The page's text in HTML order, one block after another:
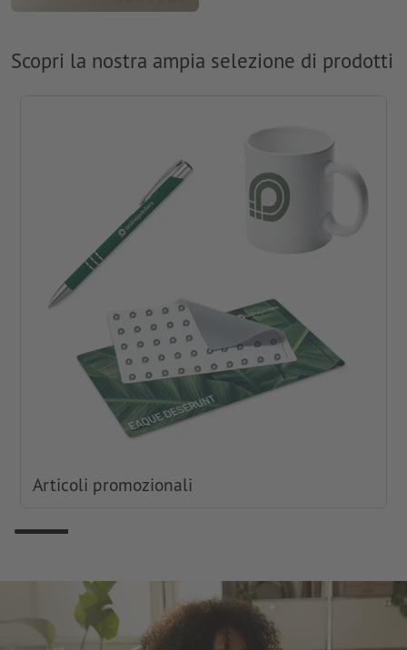
Scopri la nostra ampia selezione di prodotti
Articoli promozionali